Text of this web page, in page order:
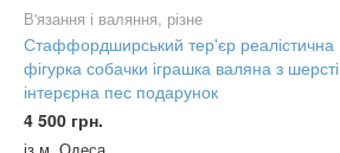
В'язання і валяння, різне
Стаффордширський тер'єр реалістична
фігурка собачки іграшка валяна з шерсті
інтерєрна пес подарунок
4 500 грн.
із м. Одеса